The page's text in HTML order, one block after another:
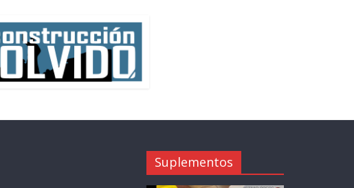
Suplementos